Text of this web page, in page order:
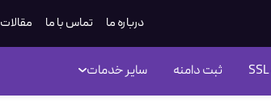
درباره ما تماس با ما مقالات
ثبت دامنه سایر خدمات